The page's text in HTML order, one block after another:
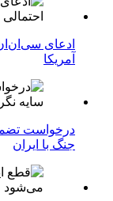
ادعای سی‌ان‌ان
آمریکا
درخواست
جنگ با ایران